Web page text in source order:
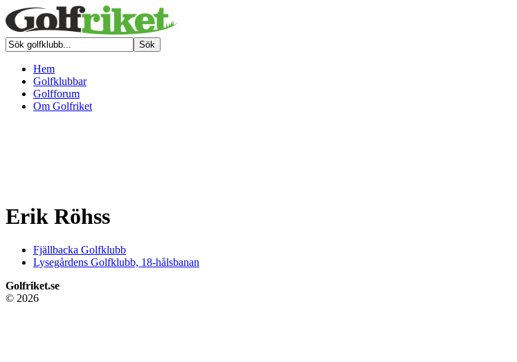
Hem
Golfklubbar
Golfforum
Om Golfriket
Erik Röhss
Fjällbacka Golfklubb
Lysegårdens Golfklubb, 18-hålsbanan
Golfriket.se
© 2026